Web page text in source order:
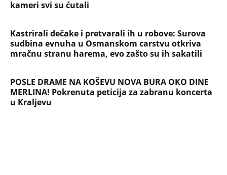
kameri svi su ćutali
Kastrirali dečake i pretvarali ih u robove: Surova
sudbina evnuha u Osmanskom carstvu otkriva
mračnu stranu harema, evo zašto su ih sakatili
POSLE DRAME NA KOŠEVU NOVA BURA OKO DINE
MERLINA! Pokrenuta peticija za zabranu koncerta
u Kraljevu